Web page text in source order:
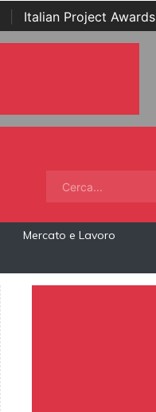
Italian Project Awards
Mercato e Lavoro